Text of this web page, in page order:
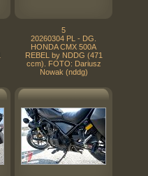
5
20260304 PL - DG.
HONDA CMX 500A
REBEL by NDDG (471
ccm). FOTO: Dariusz
Nowak (nddg)